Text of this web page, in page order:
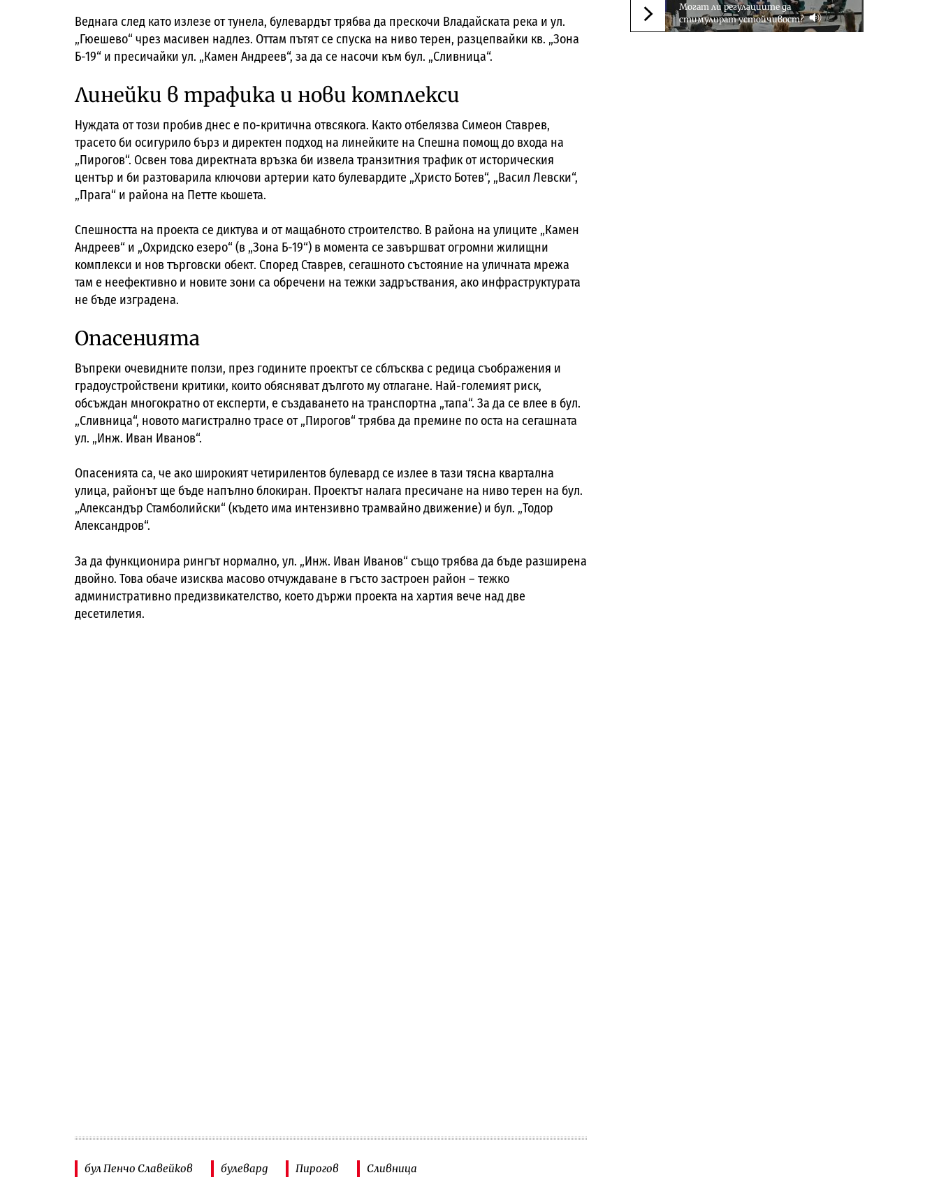
Веднага след като излезе от тунела, булевардът трябва да прескочи Владайската река и ул.
„Гюешево“ чрез масивен надлез. Оттам пътят се спуска на ниво терен, разцепвайки кв. „Зона
Б-19“ и пресичайки ул. „Камен Андреев“, за да се насочи към бул. „Сливница“.
Линейки в трафика и нови комплекси
Нуждата от този пробив днес е по-критична отвсякога. Както отбелязва Симеон Ставрев,
трасето би осигурило бърз и директен подход на линейките на Спешна помощ до входа на
„Пирогов“. Освен това директната връзка би извела транзитния трафик от историческия
център и би разтоварила ключови артерии като булевардите „Христо Ботев“, „Васил Левски“,
„Прага“ и района на Петте кьошета.
Спешността на проекта се диктува и от мащабното строителство. В района на улиците „Камен
Андреев“ и „Охридско езеро“ (в „Зона Б-19“) в момента се завършват огромни жилищни
комплекси и нов търговски обект. Според Ставрев, сегашното състояние на уличната мрежа
там е неефективно и новите зони са обречени на тежки задръствания, ако инфраструктурата
не бъде изградена.
Опасенията
Въпреки очевидните ползи, през годините проектът се сблъсква с редица съображения и
градоустройствени критики, които обясняват дългото му отлагане. Най-големият риск,
обсъждан многократно от експерти, е създаването на транспортна „тапа“. За да се влее в бул.
„Сливница“, новото магистрално трасе от „Пирогов“ трябва да премине по оста на сегашната
ул. „Инж. Иван Иванов“.
Опасенията са, че ако широкият четирилентов булевард се излее в тази тясна квартална
улица, районът ще бъде напълно блокиран. Проектът налага пресичане на ниво терен на бул.
„Александър Стамболийски“ (където има интензивно трамвайно движение) и бул. „Тодор
Александров“.
За да функционира рингът нормално, ул. „Инж. Иван Иванов“ също трябва да бъде разширена
двойно. Това обаче изисква масово отчуждаване в гъсто застроен район – тежко
административно предизвикателство, което държи проекта на хартия вече над две
десетилетия.
бул Пенчо Славейков булевард Пирогов Сливница
Следваща новина
Могат ли регулациите да
стимулират устойчивост?